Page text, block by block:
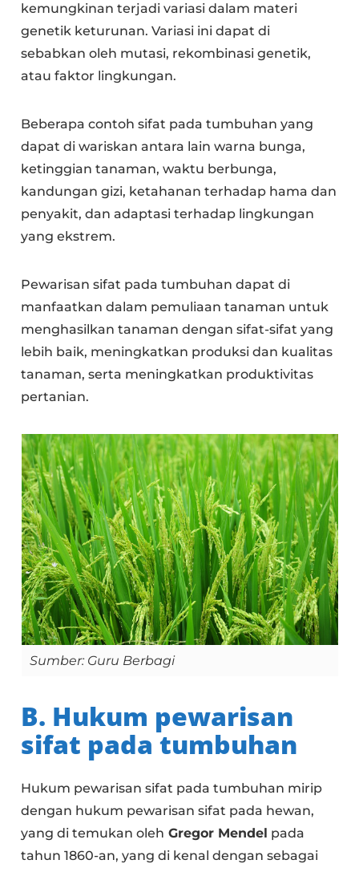
kemungkinan terjadi variasi dalam materi
genetik keturunan. Variasi ini dapat di
sebabkan oleh mutasi, rekombinasi genetik,
atau faktor lingkungan.
Beberapa contoh sifat pada tumbuhan yang
dapat di wariskan antara lain warna bunga,
ketinggian tanaman, waktu berbunga,
kandungan gizi, ketahanan terhadap hama dan
penyakit, dan adaptasi terhadap lingkungan
yang ekstrem.
Pewarisan sifat pada tumbuhan dapat di
manfaatkan dalam pemuliaan tanaman untuk
menghasilkan tanaman dengan sifat-sifat yang
lebih baik, meningkatkan produksi dan kualitas
tanaman, serta meningkatkan produktivitas
pertanian.
Sumber: Guru Berbagi
B. Hukum pewarisan
sifat pada tumbuhan
Hukum pewarisan sifat pada tumbuhan mirip
dengan hukum pewarisan sifat pada hewan,
yang di temukan oleh Gregor Mendel pada
tahun 1860-an, yang di kenal dengan sebagai